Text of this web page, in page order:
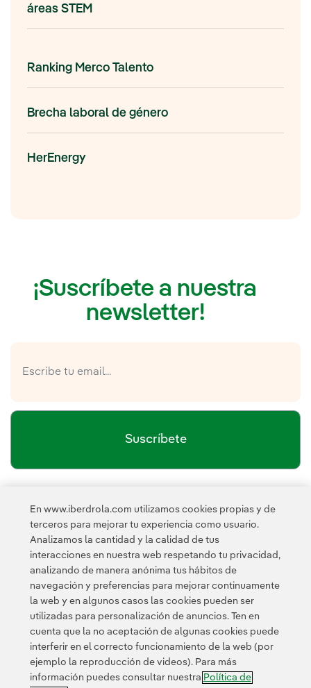
áreas STEM
Ranking Merco Talento
Brecha laboral de género
HerEnergy
¡Suscríbete a nuestra
newsletter!
Suscríbete
Newsletter
Enlace externo, se abre en ventana nueva.
Esta página está protegida por reCAPTCHA y se aplican la
y los de
Contacta Clientes Política de Privacidad Información legal
En www.iberdrola.com utilizamos cookies propias y de
terceros para mejorar tu experiencia como usuario.
Analizamos la cantidad y la calidad de tus
interacciones en nuestra web respetando tu privacidad,
analizando de manera anónima tus hábitos de
navegación y preferencias para mejorar continuamente
la web y en algunos casos las cookies pueden ser
utilizadas para personalización de anuncios. Ten en
cuenta que la no aceptación de algunas cookies puede
interferir en el correcto funcionamiento de la web (por
ejemplo la reproducción de videos). Para más
información puedes consultar nuestra Política de